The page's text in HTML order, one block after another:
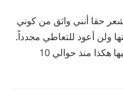
حقا أنني واثق من كوني
ولن أعود للتعاطي مجدداً.
وهذه هي المرة الأولى التي أشعر فيها هكذا منذ حوالي 10